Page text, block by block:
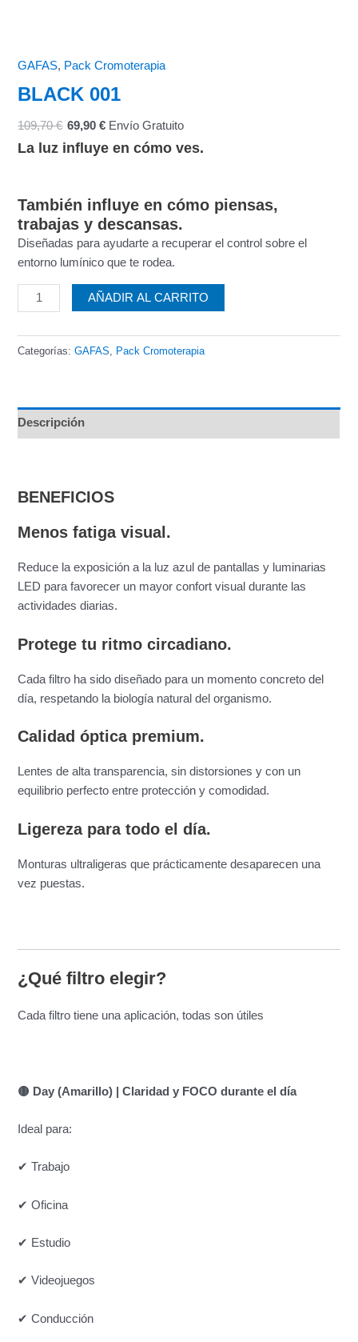
GAFAS, Pack Cromoterapia
BLACK 001
109,70€ 69,90€ Envío Gratuito
La luz influye en cómo ves.
También influye en cómo piensas,
trabajas y descansas.
Diseñadas para ayudarte a recuperar el control sobre el
entorno lumínico que te rodea.
AÑADIR AL CARRITO
Categorías:GAFAS Pack Cromoterapia
Descripción
BENEFICIOS
Menos fatiga visual.
Reduce la exposición a la luz azul de pantallas y luminarias
LED para favorecer un mayor confort visual durante las
actividades diarias.
Protege tu ritmo circadiano.
Cada filtro ha sido diseñado para un momento concreto del
día, respetando la biología natural del organismo.
Calidad óptica premium.
Lentes de alta transparencia, sin distorsiones y con un
equilibrio perfecto entre protección y comodidad.
Ligereza para todo el día.
Monturas ultraligeras que prácticamente desaparecen una
vez puestas.
¿Qué filtro elegir?
Cada filtro tiene una aplicación, todas son útiles
🟡 Day (Amarillo) | Claridad y FOCO durante el día
Ideal para:
✔ Trabajo
✔ Oficina
✔ Estudio
✔ Videojuegos
✔ Conducción